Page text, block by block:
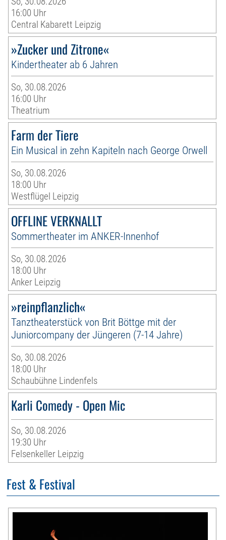
16:00 Uhr
Central Kabarett Leipzig
»Zucker und Zitrone«
Kindertheater ab 6 Jahren
So, 30.08.2026
16:00 Uhr
Theatrium
Farm der Tiere
Ein Musical in zehn Kapiteln nach George Orwell
So, 30.08.2026
18:00 Uhr
Westflügel Leipzig
OFFLINE VERKNALLT
Sommertheater im ANKER-Innenhof
So, 30.08.2026
18:00 Uhr
Anker Leipzig
»reinpflanzlich«
Tanztheaterstück von Brit Böttge mit der
Juniorcompany der Jüngeren (7-14 Jahre)
So, 30.08.2026
18:00 Uhr
Schaubühne Lindenfels
Karli Comedy - Open Mic
So, 30.08.2026
19:30 Uhr
Felsenkeller Leipzig
Fest & Festival